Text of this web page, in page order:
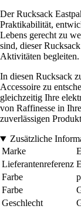
Der Rucksack
Praktikabilität,
Lebens gerecht zu
sind, dieser
Aktivitäten begleiten.
In diesen Rucksack
Accessoire zu
gleichzeitig Ihre
von Raffinesse in
zuverlässigen
Zusätzliche
Marke
Lieferantenreferenz
Farbe
Farbe
Geschlecht